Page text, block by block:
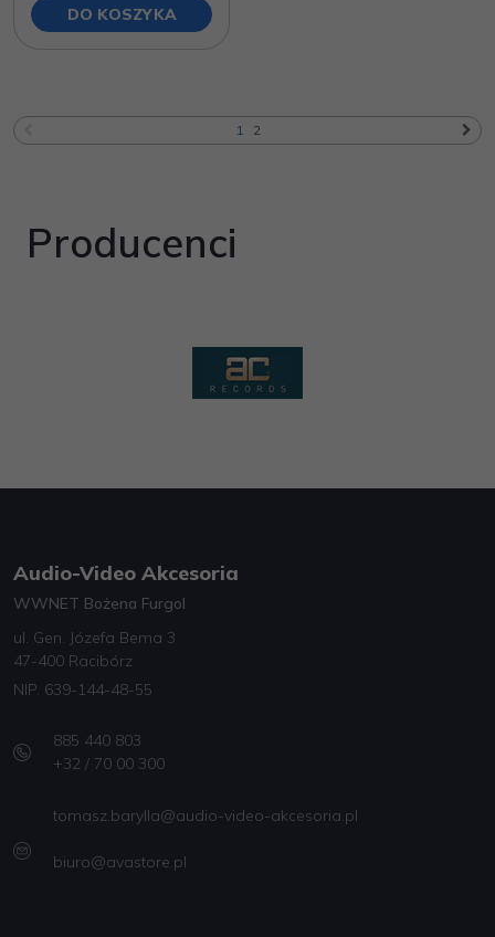
DO KOSZYKA
1 2
Producenci
Audio-Video Akcesoria
WWNET Bożena Furgol
ul. Gen. Józefa Bema 3
47-400 Racibórz
NIP. 639-144-48-55
885 440 803
+32 / 70 00 300
tomasz.barylla@audio-video-akcesoria.pl
biuro@avastore.pl